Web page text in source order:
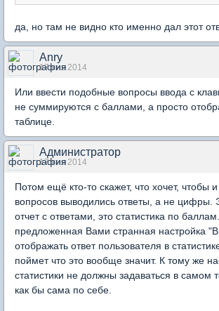
да, но там не видно кто именно дал этот
Anry
17 янв 2014
Или ввести подобные вопросы ввода с
не суммируются с баллами, а просто
таблице.
Администратор
17 янв 2014
Потом ещё кто-то скажет, что хочет, чтобы
вопросов выводились ответы, а не цифры.
отчет с ответами, это статистика по
предложенная Вами странная настройка
отображать ответ пользователя в
поймет что это вообще значит. К тому же
статистики не должны задаваться в самом
как бы сама по себе.